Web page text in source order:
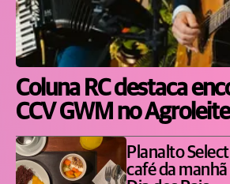
Coluna RC destaca
CCV GWM no
Planalto
café da